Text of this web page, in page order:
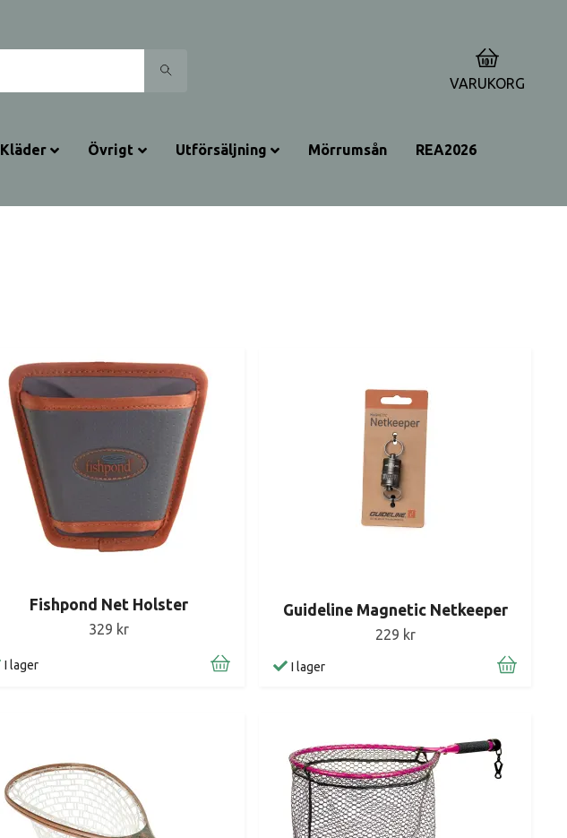
0
VARUKORG
Kläder Övrigt Utförsäljning Mörrumsån REA2026
Fishpond Net Holster
329 kr
I lager
Guideline Magnetic Netkeeper
229 kr
I lager